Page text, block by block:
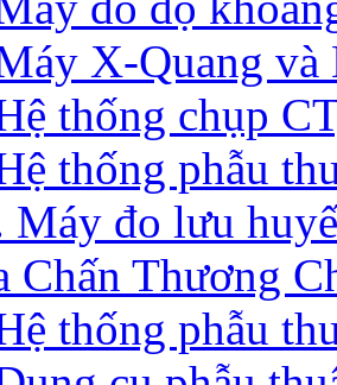
X-Quang
thống chụp
thống phẫu
Máy đo lưu
Chấn Thương
thống phẫu